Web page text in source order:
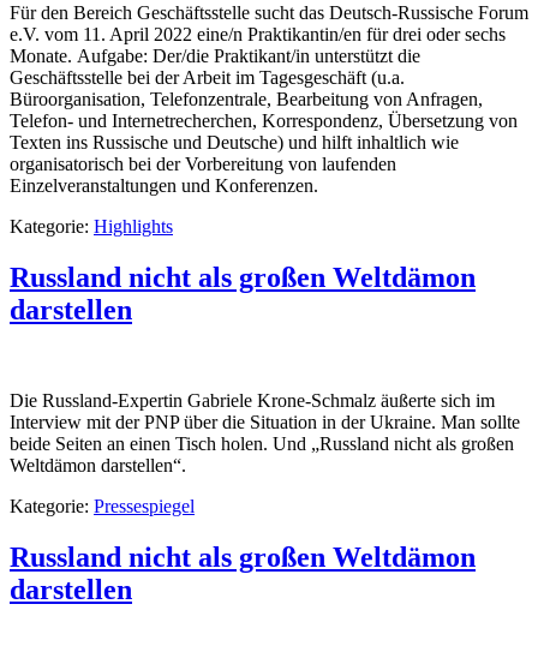
Für den Bereich Geschäftsstelle sucht das Deutsch-Russische Forum
e.V. vom 11. April 2022 eine/n Praktikantin/en für drei oder sechs
Monate. Aufgabe: Der/die Praktikant/in unterstützt die
Geschäftsstelle bei der Arbeit im Tagesgeschäft (u.a.
Büroorganisation, Telefonzentrale, Bearbeitung von Anfragen,
Telefon- und Internetrecherchen, Korrespondenz, Übersetzung von
Texten ins Russische und Deutsche) und hilft inhaltlich wie
organisatorisch bei der Vorbereitung von laufenden
Einzelveranstaltungen und Konferenzen.
Kategorie: Highlights
Russland nicht als großen Weltdämon
darstellen
Die Russland-Expertin Gabriele Krone-Schmalz äußerte sich im
Interview mit der PNP über die Situation in der Ukraine. Man sollte
beide Seiten an einen Tisch holen. Und „Russland nicht als großen
Weltdämon darstellen“.
Kategorie: Pressespiegel
Russland nicht als großen Weltdämon
darstellen